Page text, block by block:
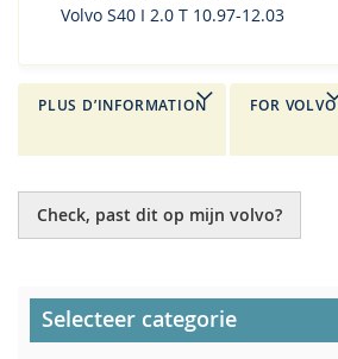
Volvo S40 I 2.0 T 10.97-12.03
PLUS D’INFORMATION FOR VOLVO
Check, past dit op mijn volvo?
Selecteer categorie